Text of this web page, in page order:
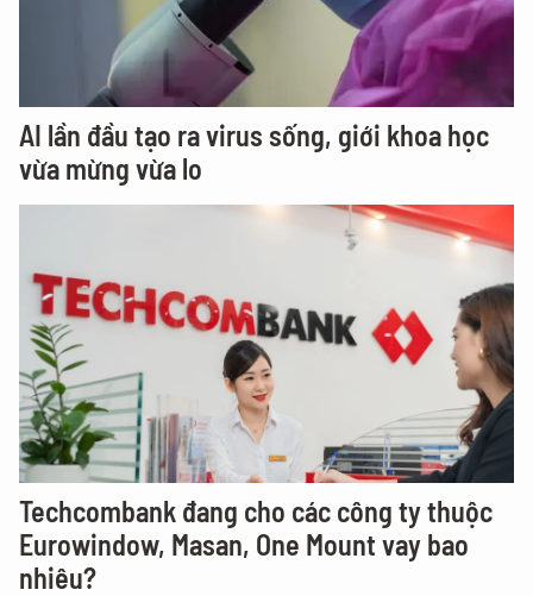
AI lần đầu tạo ra virus sống, giới khoa học
vừa mừng vừa lo
Techcombank đang cho các công ty thuộc
Eurowindow, Masan, One Mount vay bao
nhiêu?